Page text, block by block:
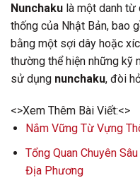
Nunchaku là một danh từ
thống của Nhật Bản, bao
bằng một sợi dây hoặc
thường thể hiện những kỹ
sử dụng nunchaku, đòi
<>Xem Thêm Bài Viết:<>
Nắm Vững Từ Vựng
Tổng Quan Chuyên
Địa Phương